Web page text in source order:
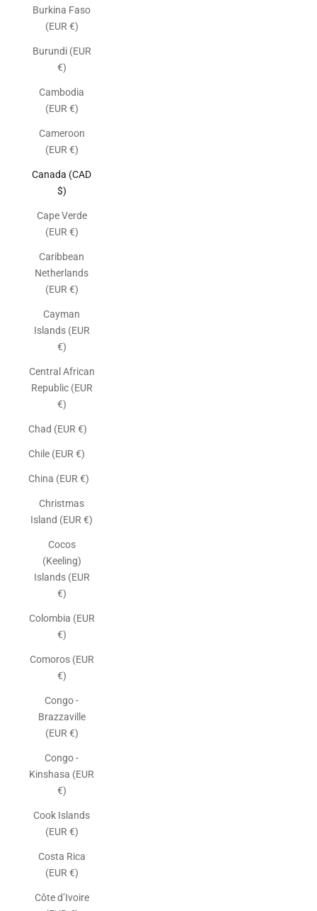
Burkina Faso
(EUR €)
Burundi (EUR
€)
Cambodia
(EUR €)
Cameroon
(EUR €)
Canada (CAD
$)
Cape Verde
(EUR €)
Caribbean
Netherlands
(EUR €)
Cayman
Islands (EUR
€)
Central African
Republic (EUR
€)
Chad (EUR €)
Chile (EUR €)
China (EUR €)
Christmas
Island (EUR €)
Cocos
(Keeling)
Islands (EUR
€)
Colombia (EUR
€)
Comoros (EUR
€)
Congo -
Brazzaville
(EUR €)
Congo -
Kinshasa (EUR
€)
Cook Islands
(EUR €)
Costa Rica
(EUR €)
Côte d’Ivoire